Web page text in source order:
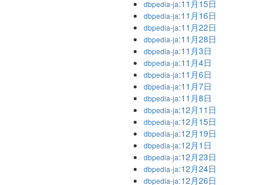
dbpedia-ja:11月15日
dbpedia-ja:11月16日
dbpedia-ja:11月22日
dbpedia-ja:11月28日
dbpedia-ja:11月3日
dbpedia-ja:11月4日
dbpedia-ja:11月6日
dbpedia-ja:11月7日
dbpedia-ja:11月8日
dbpedia-ja:12月11日
dbpedia-ja:12月15日
dbpedia-ja:12月19日
dbpedia-ja:12月1日
dbpedia-ja:12月23日
dbpedia-ja:12月24日
dbpedia-ja:12月26日